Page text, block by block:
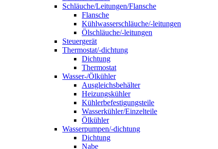
Schläuche/Leitungen/Flansche
Flansche
Kühlwasserschläuche/-leitungen
Ölschläuche/-leitungen
Steuergerät
Thermostat/-dichtung
Dichtung
Thermostat
Wasser-/Ölkühler
Ausgleichsbehälter
Heizungskühler
Kühlerbefestigungsteile
Wasserkühler/Einzelteile
Ölkühler
Wasserpumpen/-dichtung
Dichtung
Nabe